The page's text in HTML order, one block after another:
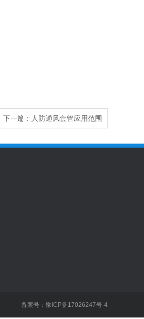
下一篇： 人防通风套管应用范围
备案号： 豫ICP备17026247号-4